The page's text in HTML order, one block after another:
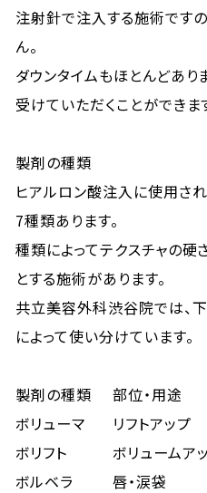
注射針で注入する施術です
ん。
ダウンタイムもほとんどあり
受けていただくことができま
製剤の種類
ヒアルロン酸注入に使用さ
7種類あります。
種類によってテクスチャの硬
とする施術があります。
共立美容外科渋谷院では、
によって使い分けています。
製剤の種類
部位・用途
ボリューマ
リフトアップ
ボリフト
ボリュームア
ボルベラ
唇・涙袋